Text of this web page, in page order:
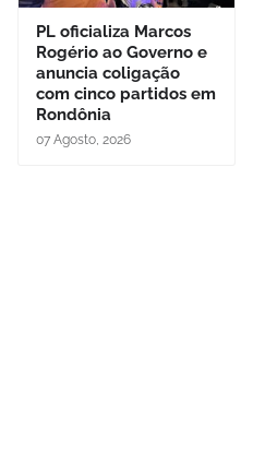
PL oficializa Marcos
Rogério ao Governo e
anuncia coligação
com cinco partidos em
Rondônia
07 Agosto, 2026